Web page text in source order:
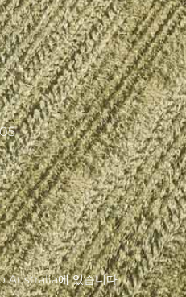
Australia에 있습니다.